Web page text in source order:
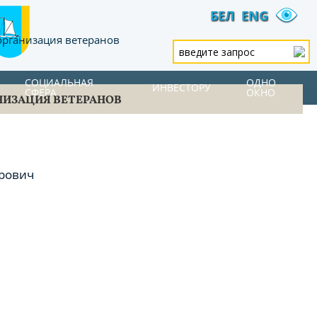
БЕЛ ENG
СОЦИАЛЬНАЯ
СФЕРА ИНВЕСТОРУ ОДНО
ОКНО
ветеранов
ВЕТЕРАНОВ